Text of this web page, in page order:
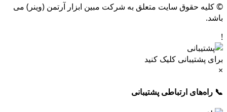
© کلیه حقوق سایت متعلق به شرکت مبین ابزار آرتمن (وینر) می
باشد.
!
برای پشتیبانی کلیک کنید
×
📞 راه‌های ارتباطی پشتیبانی